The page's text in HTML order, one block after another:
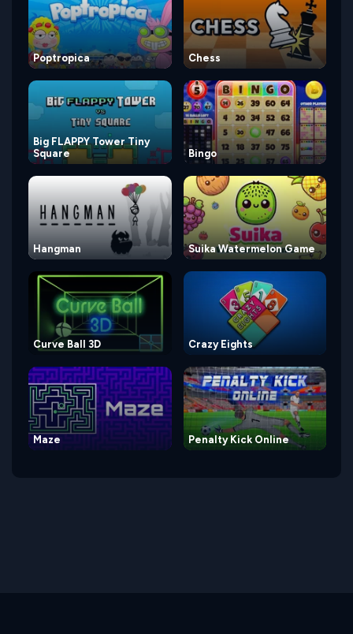
Poptropica Chess
Big FLAPPY Tower Tiny
Square
Bingo
Hangman Suika Watermelon Game
Curve Ball 3D Crazy Eights
Maze Penalty Kick Online